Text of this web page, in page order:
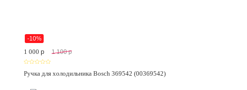
-10%
1 000p 1 100 p
Ручка для холодильника Bosch 369542 (00369542)